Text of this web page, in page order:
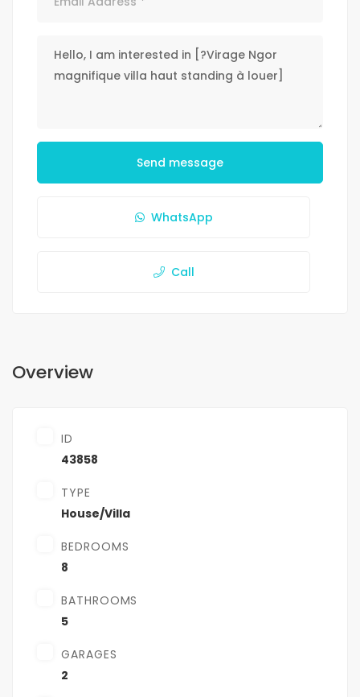
Send message
WhatsApp
Call
Overview
ID
43858
TYPE
House/Villa
BEDROOMS
8
BATHROOMS
5
GARAGES
2